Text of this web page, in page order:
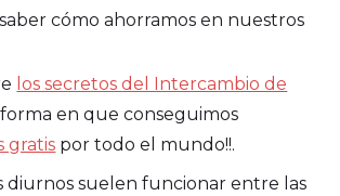
cómo ahorramos en nuestros
los secretos del Intercambio de
forma en que conseguimos
gratis por todo el mundo!!.
diurnos suelen funcionar entre las